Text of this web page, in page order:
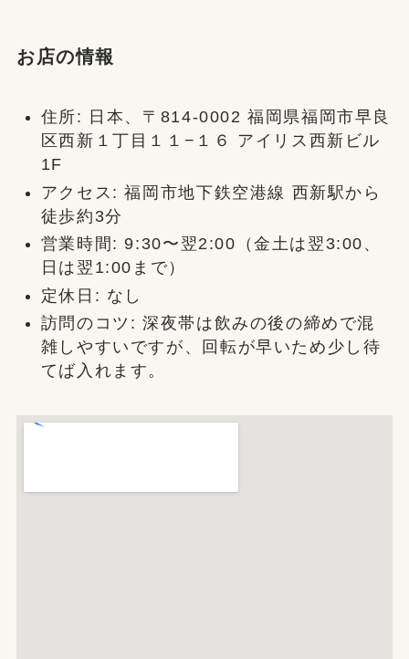
お店の情報
住所: 日本、〒814-0002 福岡県福岡市早良
区西新１丁目１１−１６ アイリス西新ビル
1F
アクセス: 福岡市地下鉄空港線 西新駅から
徒歩約3分
営業時間: 9:30〜翌2:00（金土は翌3:00、
日は翌1:00まで）
定休日: なし
訪問のコツ: 深夜帯は飲みの後の締めで混
雑しやすいですが、回転が早いため少し待
てば入れます。